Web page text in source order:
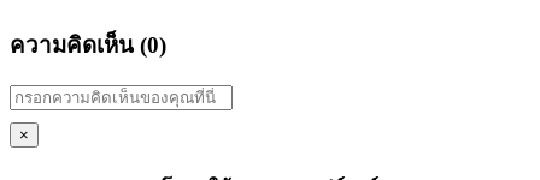
ความคิดเห็น (0)
×